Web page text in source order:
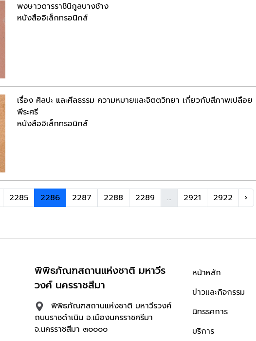
พงษาวดารราชินิกูลบางช้าง
หนังสืออิเล็กทรอนิกส์
เรื่อง ศิลปะ และศีลธรรม ความหมายและจิตตวิทยา เกี่ยวกับสีภาพเปลือ
พีระศรี
หนังสืออิเล็กทรอนิกส์
2285 2286 2287 2288 2289 ... 2921 2922 ›
พิพิธภัณฑสถานแห่งชาติ มหาวีร
วงศ์ นครราชสีมา
พิพิธภัณฑสถานแห่งชาติ มหาวีรวงศ์
ถนนราชดำเนิน อ.เมืองนครราชศรีมา
จ.นครราชสีมา ๓๐๐๐๐
หน้าหลัก
ข่าวและกิจกรรม
นิทรรศการ
บริการ